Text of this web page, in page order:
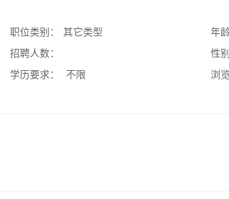
职位类别：
其它类型
招聘人数：
学历要求：
不限
年
性
浏